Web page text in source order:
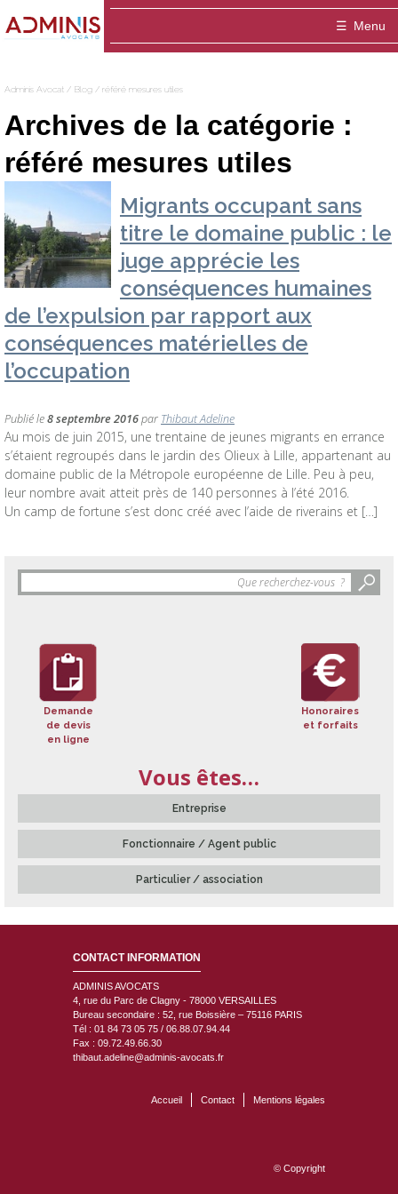
Adminis
Menu
ADMINIS Avocats est un cabinet dédié
Publications
Fonctionnaire / Agent public
Particulier / association
Thibaut ADELINE-DELVOLVE
Marie-Hélène ANSQUER
Sophie Montigny
Blog
Contact
Adminis Avocat / Blog / référé mesures utiles
Archives de la catégorie :
référé mesures utiles
Migrants occupant sans
titre le domaine public : le
juge apprécie les
conséquences humaines
de l’expulsion par rapport aux
conséquences matérielles de
l’occupation
Publié le8 septembre 2016par Thibaut Adeline
Au mois de juin 2015, une trentaine de jeunes migrants en errance
s’étaient regroupés dans le jardin des Olieux à Lille, appartenant au
domaine public de la Métropole européenne de Lille. Peu à peu,
leur nombre avait atteit près de 140 personnes à l’été 2016.
Un camp de fortune s’est donc créé avec l’aide de riverains et […]
Objet
de
Demande
de devis
en ligne
Honoraires
et forfaits
Vous êtes…
Entreprise
Fonctionnaire / Agent public
Particulier / association
CONTACT INFORMATION
ADMINIS AVOCATS
4, rue du Parc de Clagny - 78000 VERSAILLES
Bureau secondaire : 52, rue Boissière – 75116 PARIS
Tél : 01 84 73 05 75 / 06.88.07.94.44
Fax : 09.72.49.66.30
thibaut.adeline@adminis-avocats.fr
Accueil Contact Mentions légales
© Copyright